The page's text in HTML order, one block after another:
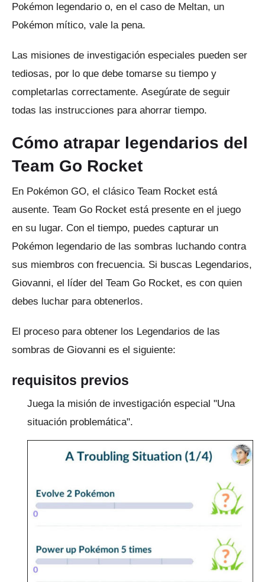
Pokémon legendario o, en el caso de Meltan, un
Pokémon mítico, vale la pena.
Las misiones de investigación especiales pueden ser
tediosas, por lo que debe tomarse su tiempo y
completarlas correctamente. Asegúrate de seguir
todas las instrucciones para ahorrar tiempo.
Cómo atrapar legendarios del
Team Go Rocket
En Pokémon GO, el clásico Team Rocket está
ausente. Team Go Rocket está presente en el juego
en su lugar. Con el tiempo, puedes capturar un
Pokémon legendario de las sombras luchando contra
sus miembros con frecuencia. Si buscas Legendarios,
Giovanni, el líder del Team Go Rocket, es con quien
debes luchar para obtenerlos.
El proceso para obtener los Legendarios de las
sombras de Giovanni es el siguiente:
requisitos previos
Juega la misión de investigación especial "Una
situación problemática".